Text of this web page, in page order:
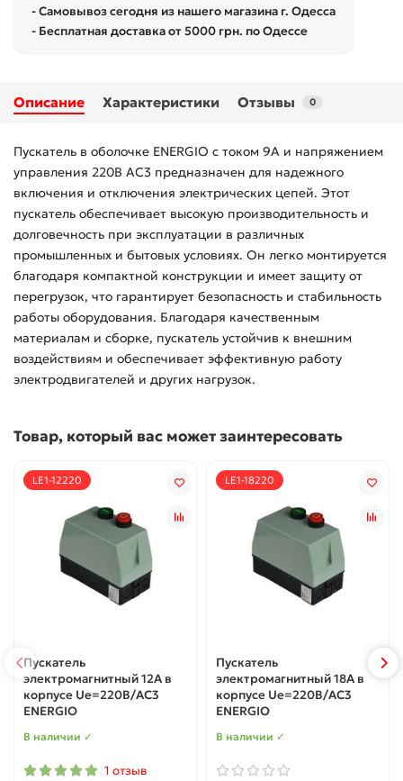
- Самовывоз сегодня из нашего магазина г. Одесса
- Бесплатная доставка от 5000 грн. по Одессе
Описание Характеристики Отзывы 0
Пускатель в оболочке ENERGIO с током 9А и напряжением
управления 220В AC3 предназначен для надежного
включения и отключения электрических цепей. Этот
пускатель обеспечивает высокую производительность и
долговечность при эксплуатации в различных
промышленных и бытовых условиях. Он легко монтируется
благодаря компактной конструкции и имеет защиту от
перегрузок, что гарантирует безопасность и стабильность
работы оборудования. Благодаря качественным
материалам и сборке, пускатель устойчив к внешним
воздействиям и обеспечивает эффективную работу
электродвигателей и других нагрузок.
Товар, который вас может заинтересовать
LE1-12220
Пускатель
электромагнитный 12А в
корпусе Ue=220В/AC3
ENERGIO
В наличии ✓
1 отзыв
LE1-18220
Пускатель
электромагнитный 18А в
корпусе Ue=220В/AC3
ENERGIO
В наличии ✓